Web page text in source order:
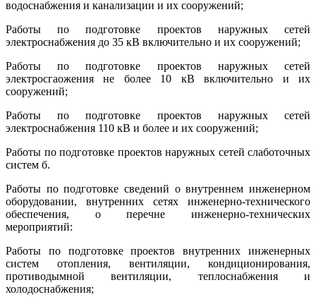
водоснабжения и канализации и их сооружений;
Работы по подготовке проектов наружных сетей
электроснабжения до 35 кВ включительно и их сооружений;
Работы по подготовке проектов наружных сетей
электросгаожения не более 10 кВ включительно и их
сооружений;
Работы по подготовке проектов наружных сетей
электроснабжения 110 кВ и более и их сооружений;
Работы по подготовке проектов наружных сетей слаботочных
систем б.
Работы по подготовке сведений о внутреннем инженерном
оборудовании, внутренних сетях инженерно-технического
обеспечения, о перечне инженерно-технических
мероприятий:
Работы по подготовке проектов внутренних инженерных
систем отопления, вентиляции, кондиционирования,
противодымной вентиляции, теплоснабжения и
холодоснабжения;